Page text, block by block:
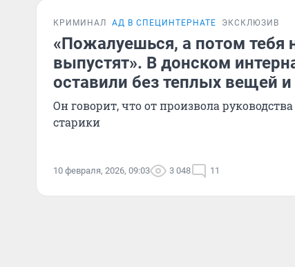
КРИМИНАЛ АД В СПЕЦИНТЕРНАТЕ ЭКСКЛЮЗИВ
«Пожалуешься, а потом тебя
выпустят». В донском
оставили без теплых вещей
Он говорит, что от произвола
старики
10 февраля, 2026, 09:03 3 048 11